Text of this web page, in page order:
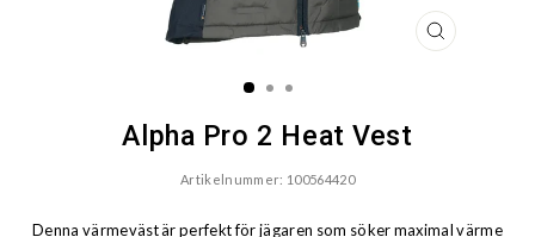
STÄNG
Alpha Pro 2 Heat Vest
Artikelnummer: 100564420
Denna värmeväst är perfekt för jägaren som söker maximal värme